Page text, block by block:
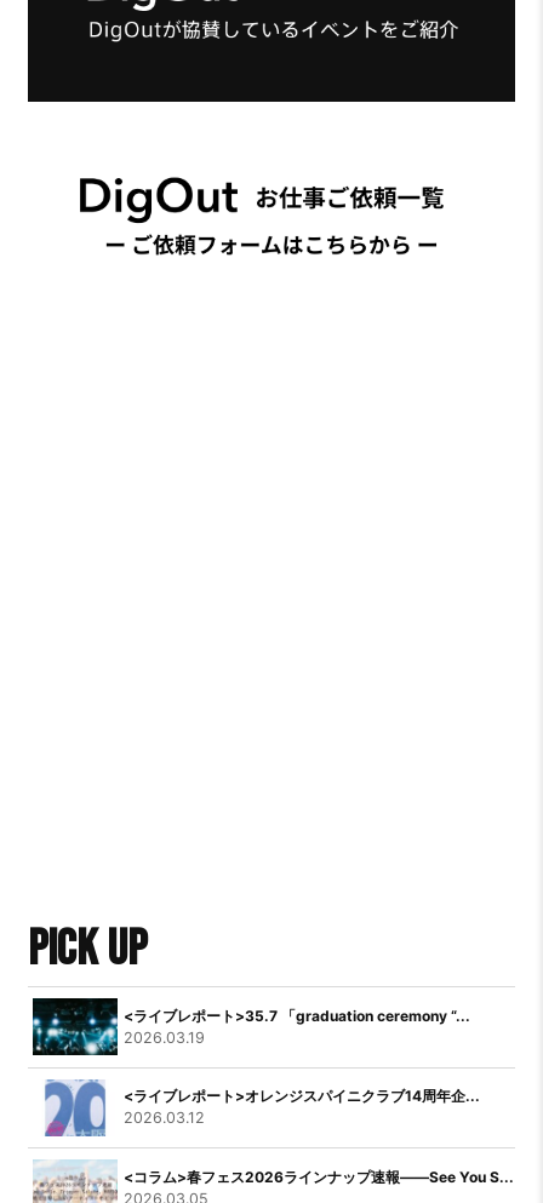
PICK UP
<ライブレポート>35.7 「graduation ceremony “...
2026.03.19
<ライブレポート>オレンジスパイニクラブ14周年企...
2026.03.12
<コラム>春フェス2026ラインナップ速報――See You S...
2026.03.05